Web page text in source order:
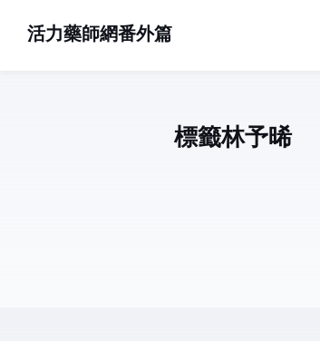
活力藥師網番外篇
標籤: 林予晞 (1)